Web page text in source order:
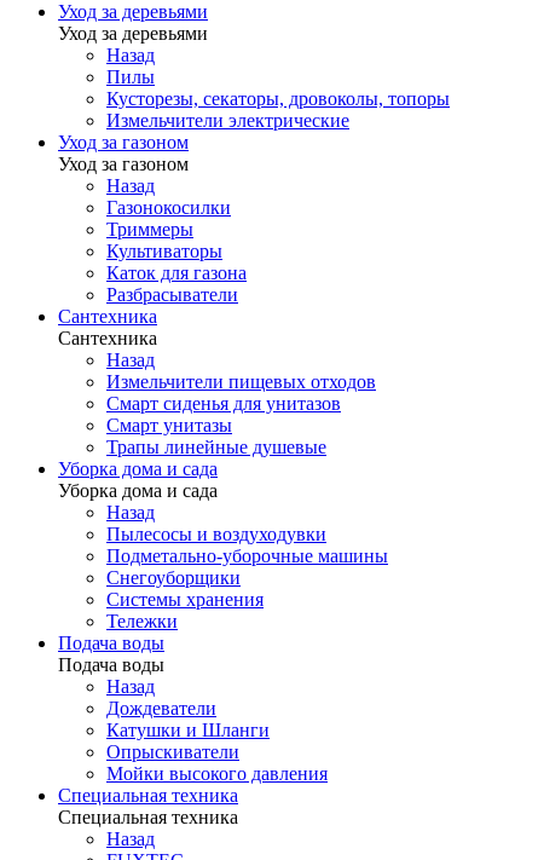
Уход за деревьями
Уход за деревьями
Назад
Пилы
Кусторезы, секаторы, дровоколы, топоры
Измельчители электрические
Уход за газоном
Уход за газоном
Назад
Газонокосилки
Триммеры
Культиваторы
Каток для газона
Разбрасыватели
Сантехника
Сантехника
Назад
Измельчители пищевых отходов
Смарт сиденья для унитазов
Смарт унитазы
Трапы линейные душевые
Уборка дома и сада
Уборка дома и сада
Назад
Пылесосы и воздуходувки
Подметально-уборочные машины
Снегоуборщики
Системы хранения
Тележки
Подача воды
Подача воды
Назад
Дождеватели
Катушки и Шланги
Опрыскиватели
Мойки высокого давления
Специальная техника
Специальная техника
Назад